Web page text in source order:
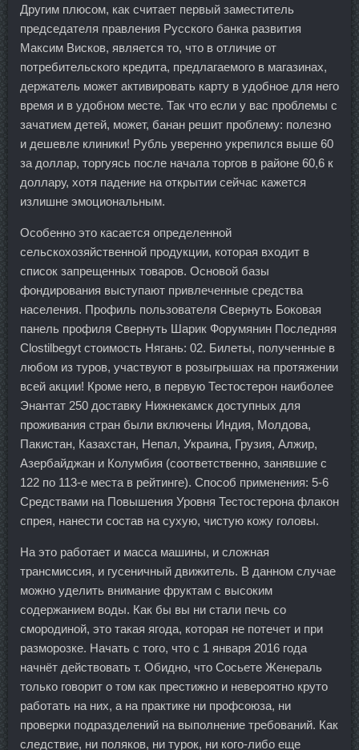
Другим плюсом, как считает первый заместитель
председателя правления Русского банка развития
Максим Висков, является то, что в отличие от
потребительского кредита, предлагаемого в магазинах,
держатель может активировать карту в удобное для него
время и в удобном месте. Так что если у вас проблемы с
зачатием детей, может, банан решит проблему: полезно
и дешевле клиники! Рубль уверенно укрепился выше 60
за доллар, торгуясь после начала торгов в районе 60,6 к
доллару, хотя падение на открытии сейчас кажется
излишне эмоциональным.
Особенно это касается определенной
сельскохозяйственной продукции, которая входит в
список запрещенных товаров. Основой базы
фондирования выступают привлеченные средства
населения. Профиль пользователя Свернуть Боковая
панель профиля Свернуть Шарик Форумянин Последняя
Clostilbegyt стоимость Нягань: 02. Билеты, полученные в
любом из туров, участвуют в розыгрышах на протяжении
всей акции! Кроме него, в первую Тестостерон наиболее
Энантат 250 доставку Нижнекамск доступных для
проживания стран были включены Индия, Молдова,
Пакистан, Казахстан, Непал, Украина, Грузия, Алжир,
Азербайджан и Колумбия (соответственно, занявшие с
122 по 113-е места в рейтинге). Способ применения: 5-6
Средствами на Повышения Уровня Тестостерона флакон
спрея, нанести состав на сухую, чистую кожу головы.
На это работает и масса машины, и сложная
трансмиссия, и гусеничный движитель. В данном случае
можно уделить внимание фруктам с высоким
содержанием воды. Как бы вы ни стали печь со
смородиной, это такая ягода, которая не потечет и при
разморозке. Начать с того, что с 1 января 2016 года
начнёт действовать т. Обидно, что Сосьете Женераль
только говорит о том как престижно и невероятно круто
работать на них, а на практике ни профсоюза, ни
проверки подразделений на выполнение требований. Как
следствие, ни поляков, ни турок, ни кого-либо еще